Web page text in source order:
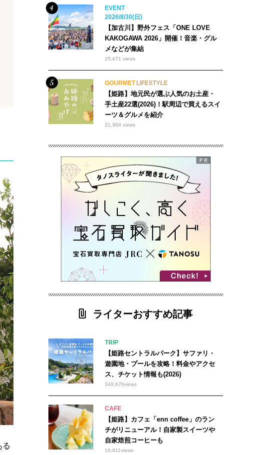
る
EVENT
2026/8/30(日)
【加古川】野外フェス「ONE LOVE
KAKOGAWA 2026」開催！音楽・グル
メなどが集結
25,471 views
GOURMET LIFESTYLE
【姫路】地元民が選ぶ人気のお土産・
手土産22選(2026)！駅周辺で買えるスイ
ーツ＆グルメを紹介
21,984 views
ライターおすすめ記事
TRIP
【姫路セントラルパーク】サファリ・
遊園地・プールを攻略！料金やアクセ
ス、チケット情報も(2026)
348,676views
CAFE
【姫路】カフェ「enn coffee」のラン
チがリニューアル！自家製スイーツや
自家焙煎コーヒーも
16,811views